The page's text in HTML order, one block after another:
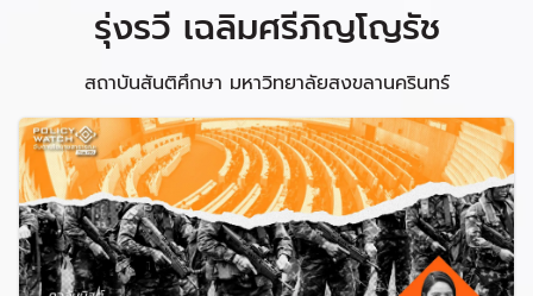
รุ่งรวี เฉลิมศรีภิญโญรัช
สถาบันสันติศึกษา มหาวิทยาลัยสงขลานครินทร์